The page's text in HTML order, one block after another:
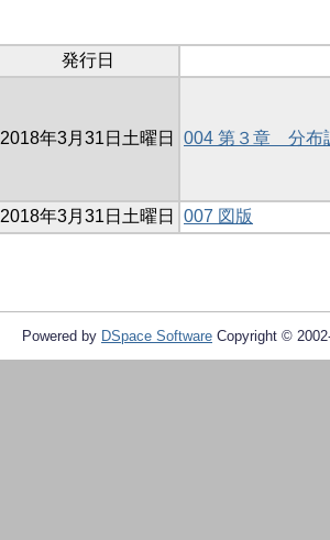
発行日
2018年3月31日土曜日 004 第３章 分布
2018年3月31日土曜日 007 図版
Powered by DSpace Software Copyright ©